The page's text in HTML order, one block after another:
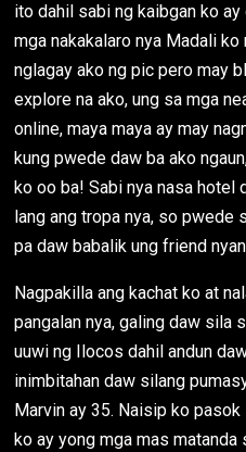
ito dahil sabi ng kaibgan ko
mga nakakalaro nya Madali
nglagay ako ng pic pero may
explore na ako, ung sa mga
online, maya maya ay may
kung pwede daw ba ako
ko oo ba! Sabi nya nasa hotel
lang ang tropa nya, so
pa daw babalik ung friend
Nagpakilla ang kachat ko at
pangalan nya, galing daw sila
uuwi ng Ilocos dahil andun
inimbitahan daw silang
Marvin ay 35. Naisip ko pasok
ko ay yong mga mas matanda